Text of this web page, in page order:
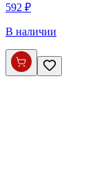
592 ₽
В наличии